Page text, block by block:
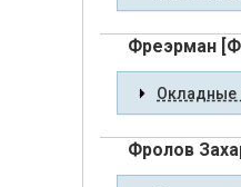
Фреэрман
Окладные
Фролов